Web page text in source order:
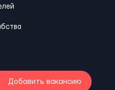
Добавить вакансию